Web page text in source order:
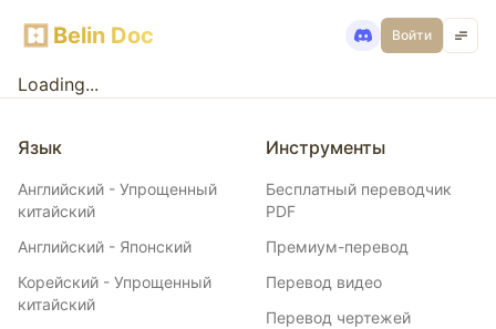
Belin Doc Войти
Loading...
Язык
Английский - Упрощенный
китайский
Английский - Японский
Корейский - Упрощенный
китайский
Инструменты
Бесплатный переводчик
PDF
Премиум-перевод
Перевод видео
Перевод чертежей